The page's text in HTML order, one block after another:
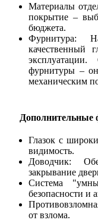
Материалы
покрытие –
бюджета.
Фурнитура:
качественный
фурнитуры –
механическим
Дополнительные
Глазок с
видимость.
Доводчик:
закрывание
Система
безопасности и
от взлома.